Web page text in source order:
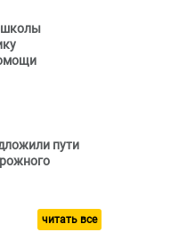
пути
читать все